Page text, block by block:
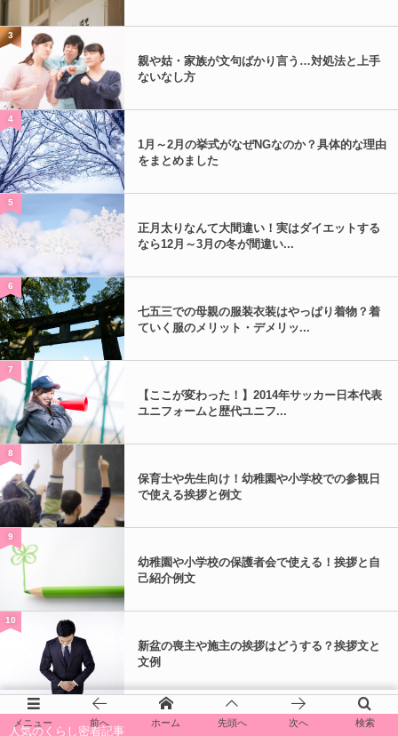
3
親や姑・家族が文句ばかり言う…対処法と上手
ないなし方
4
1月～2月の挙式がなぜNGなのか？具体的な理由
をまとめました
5
正月太りなんて大間違い！実はダイエットする
なら12月～3月の冬が間違い...
6
七五三での母親の服装衣装はやっぱり着物？着
ていく服のメリット・デメリッ...
7
【ここが変わった！】2014年サッカー日本代表
ユニフォームと歴代ユニフ...
8
保育士や先生向け！幼稚園や小学校での参観日
で使える挨拶と例文
9
幼稚園や小学校の保護者会で使える！挨拶と自
己紹介例文
10
新盆の喪主や施主の挨拶はどうする？挨拶文と
文例
人気のくらし密着記事
メニュー 検索
前へ ホーム 先頭へ 次へ